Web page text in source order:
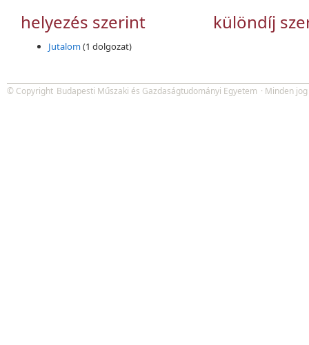
helyezés szerint
Jutalom(1 dolgozat)
különdíj
© Copyright Budapesti Műszaki és Gazdaságtudományi Egyetem · Minden